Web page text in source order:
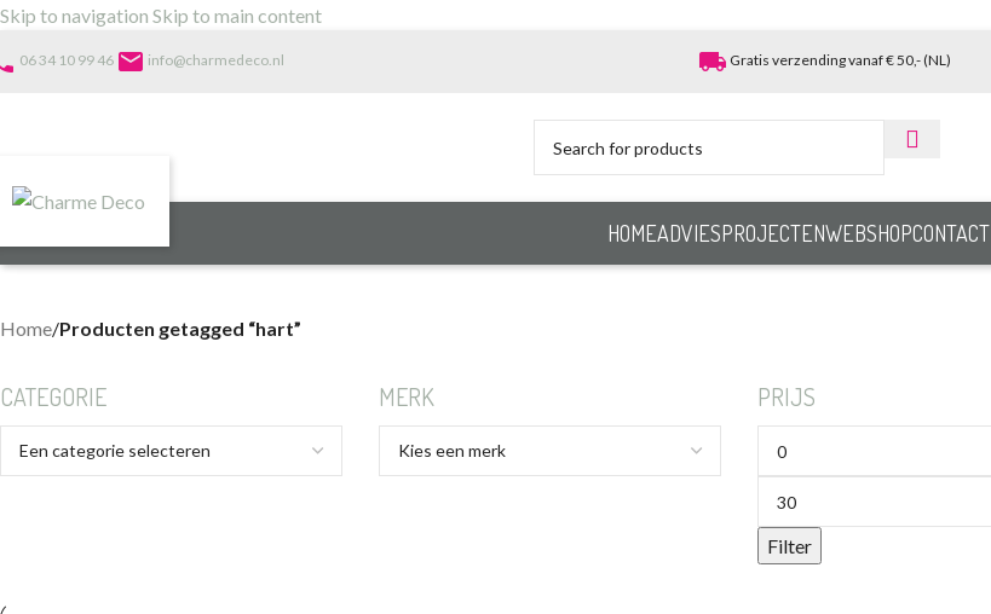
Skip to navigation Skip to main content
06 34 10 99 46 email info@charmedeco.nl local_shipping Gratis verzending vanaf € 50,- (NL)
HOMEADVIESPROJECTENWEBSHOPCONTACT
Home/Producten getagged “hart”
CATEGORIE MERK PRIJS
Filter